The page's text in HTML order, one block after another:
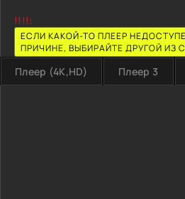
!!!!:
ЕСЛИ КАКОЙ-ТО ПЛЕЕР
ПРИЧИНЕ, ВЫБИРАЙТЕ ДРУГОЙ ИЗ
Плеер (4K,HD) Плеер 3